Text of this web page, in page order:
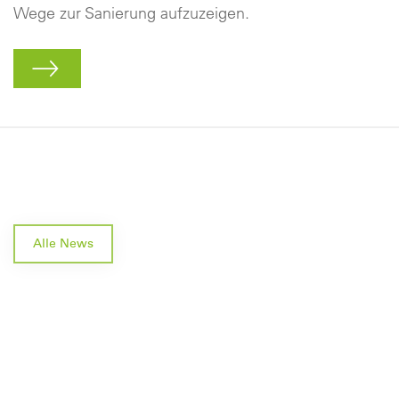
Wege zur Sanierung aufzuzeigen.
Alle News